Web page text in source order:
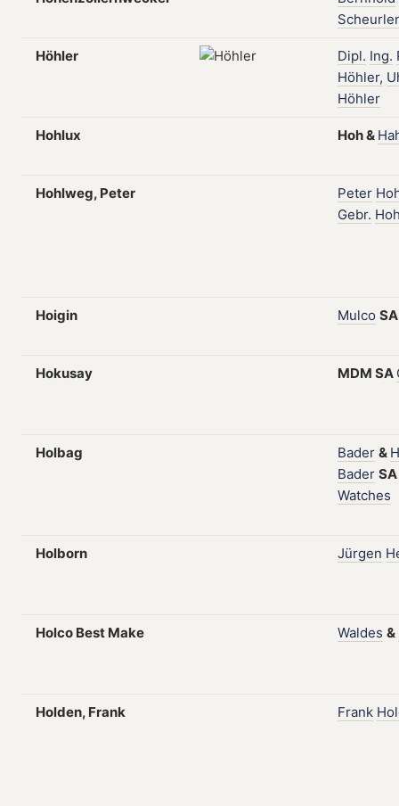
Höhler Dipl. Ing.
Höhler,
Höhler
Hohlux Hoh&
Hohlweg, Peter Peter
Gebr.
Hoigin Mulco SA
Hokusay MDM SA
Holbag Bader &
Bader SA
Watches
Holborn Jürgen
Holco Best Make Waldes &
Holden, Frank Frank